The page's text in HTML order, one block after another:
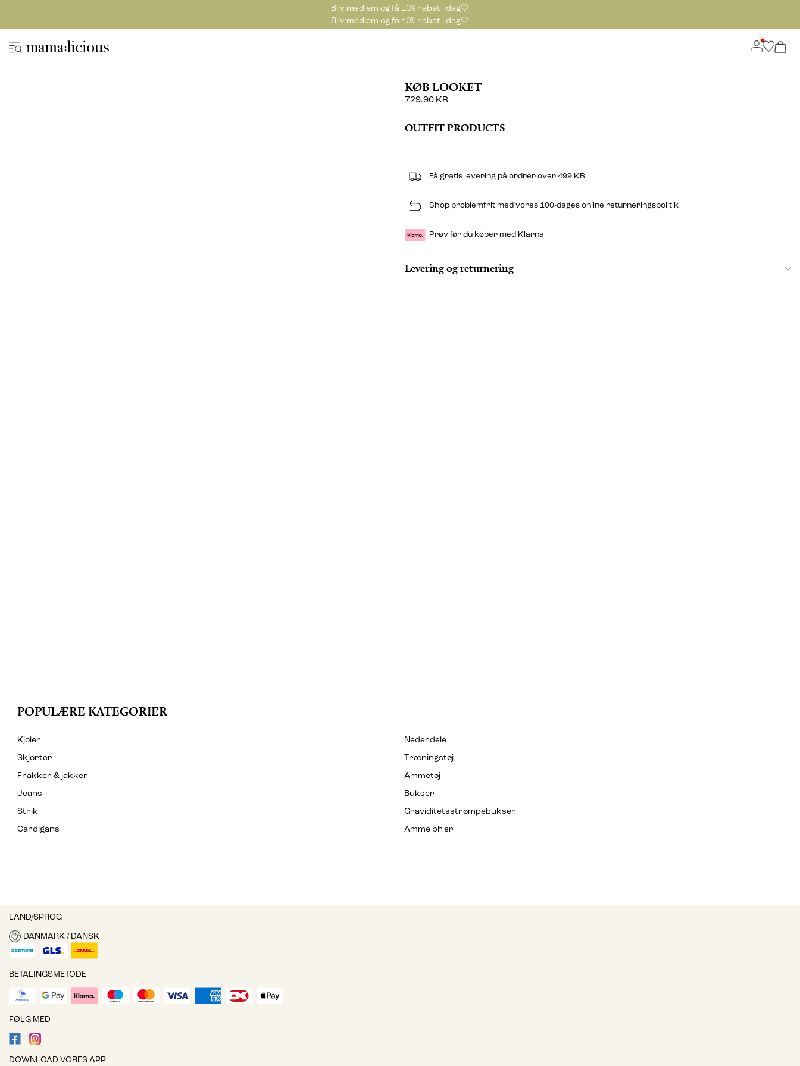
Bliv medlem og få 10% rabat i dag🤍
Bliv medlem og få 10% rabat i dag🤍
KØB LOOKET
729.90 KR
OUTFIT PRODUCTS
Få gratis levering på ordrer over 499 KR
Shop problemfrit med vores 100-dages online returneringspolitik
Prøv før du køber med Klarna
Levering og returnering
POPULÆRE KATEGORIER
Kjoler
Nederdele
Skjorter
Træningstøj
Frakker & jakker
Ammetøj
Jeans
Bukser
Strik
Graviditetsstrømpebukser
Cardigans
Amme bh'er
LAND/SPROG
DANMARK / DANSK
BETALINGSMETODE
FØLG MED
DOWNLOAD VORES APP